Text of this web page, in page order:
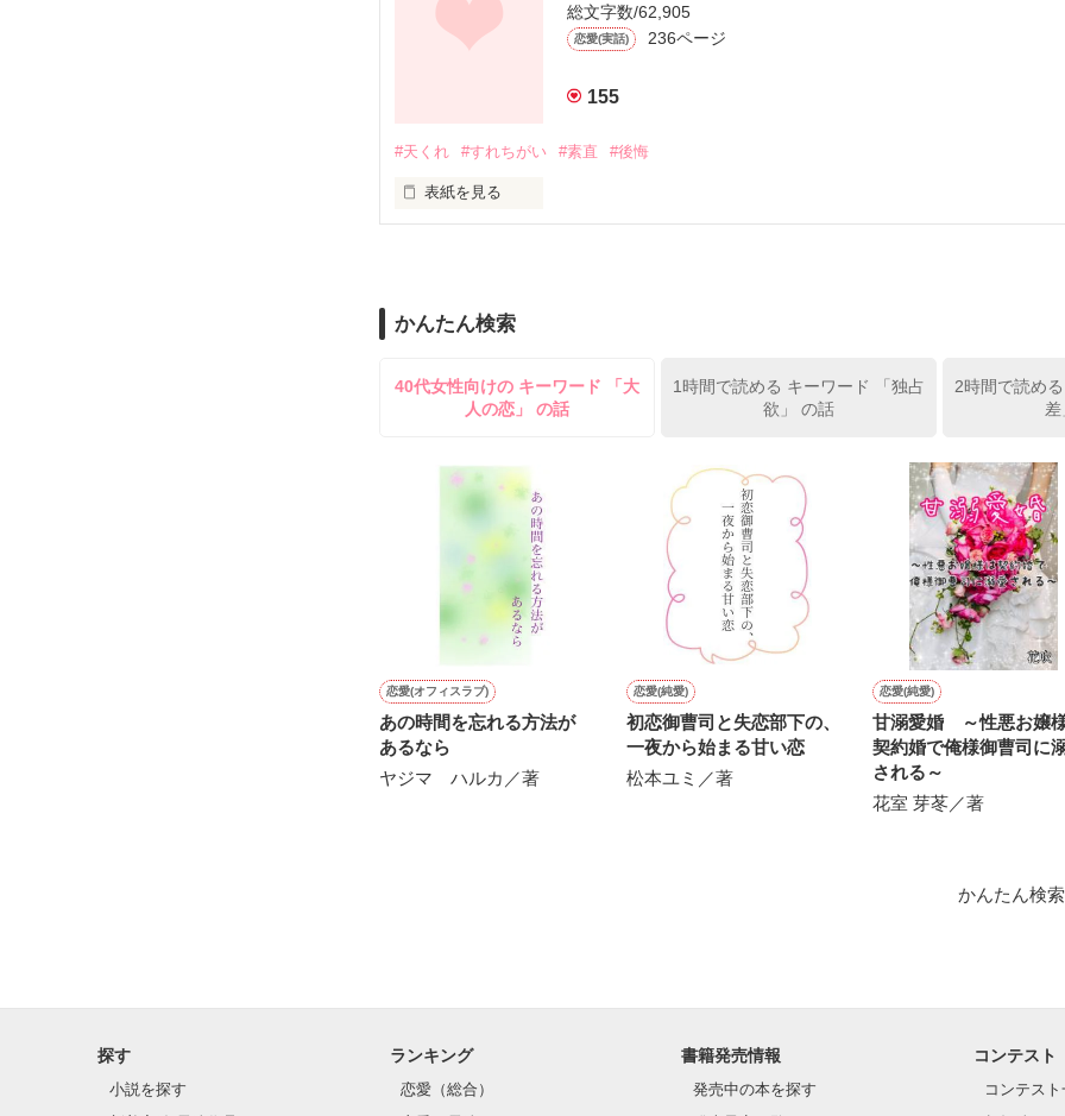
Yu0♪゜さん、蒼嶋イツキさん、anaさん、++夢幻++さん、姫菜乃♯さん、青雲さん、ｍ
ばさん、隆平さん、みかる☆さん、まりっぺさん、優芯さん、〆悪恋爾†さん、かもの
chupiさん、城崎スバルさん、びかりんさん、西園寺沙子さん、ぴすさん、みかる☆さ
☆11月５日現在、ランキング１位☆
凄く嬉しいです♪皆さんありがとうです♪
作品を読む
君と出会って気付いたよ。
あなたは、
幸せの本当の意味…
僕は…
ここから君を想い続けるよ。
☆完結しました☆
作品を読む
総文字数/62,905
恋愛(実話) 236ページ
155
#天くれ #すれちがい #素直 #後悔
表紙を見る
かんたん検索
40代女性向けの キーワード 「大
人の恋」 の話
1時間で読める キーワード 「独占
欲」 の話
2時間で読め
恋愛(オフィスラブ)
あの時間を忘れる方法が
あるなら
ヤジマ ハルカ／著
恋愛(純愛)
初恋御曹司と失恋部下の、
一夜から始まる甘い恋
松本ユミ／著
恋愛(純愛)
甘溺愛婚 ～性悪お嬢
契約婚で俺様御曹司に
される～
花室 芽苳／著
かんたん検
探す
小説を探す
ランキング
恋愛（総合）
書籍発売情報
発売中の本を探す
コンテスト
コンテスト